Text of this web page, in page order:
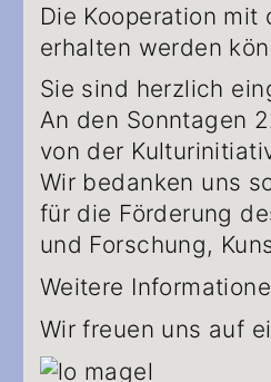
Die Kooperation
erhalten werden
Sie sind herzlich
An den Sonntagen
von der
Wir bedanken uns
für die Förderung
und Forschung,
Weitere
Wir freuen uns auf